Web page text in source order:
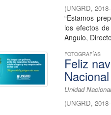
(UNGRD,
“Estamos
los efectos
Angulo,
FOTOGRAFÍAS
Feliz
Unidad
(UNGRD,